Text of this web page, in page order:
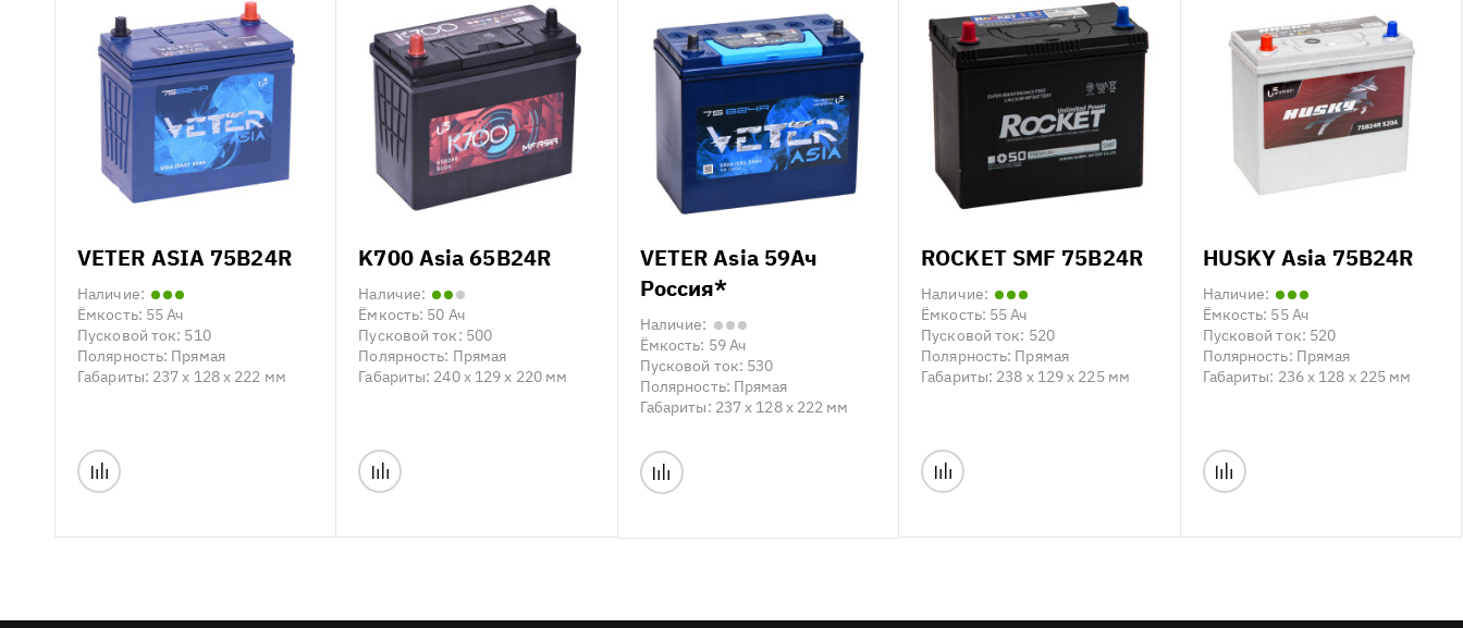
VETER ASIA 75B24R
Наличие:
Ёмкость: 55 Ач
Пусковой ток: 510
Полярность: Прямая
Габариты: 237 x 128 x 222 мм
K700 Asia 65B24R
Наличие:
Ёмкость: 50 Ач
Пусковой ток: 500
Полярность: Прямая
Габариты: 240 x 129 x 220 мм
VETER Asia 59Ач
Россия*
Наличие:
Ёмкость: 59 Ач
Пусковой ток: 530
Полярность: Прямая
Габариты: 237 x 128 x 222 мм
ROCKET SMF 75B24R
Наличие:
Ёмкость: 55 Ач
Пусковой ток: 520
Полярность: Прямая
Габариты: 238 x 129 x 225 мм
HUSKY Asia 75B24R
Наличие:
Ёмкость: 55 Ач
Пусковой ток: 520
Полярность: Прямая
Габариты: 236 x 128 x 225 мм